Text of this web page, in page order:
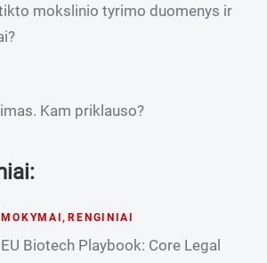
mokslinio tyrimo duomenys ir
Kam priklauso?
MOKYMAI ,RENGINIAI
EU Biotech Playbook: Core Legal